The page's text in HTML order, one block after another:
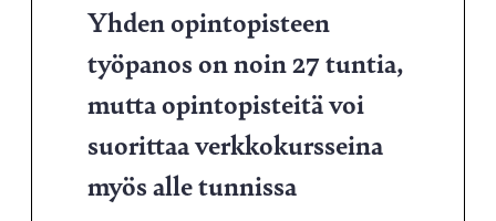
Yhden opintopisteen
työpanos on noin 27 tuntia,
mutta opintopisteitä voi
suorittaa verkkokursseina
myös alle tunnissa